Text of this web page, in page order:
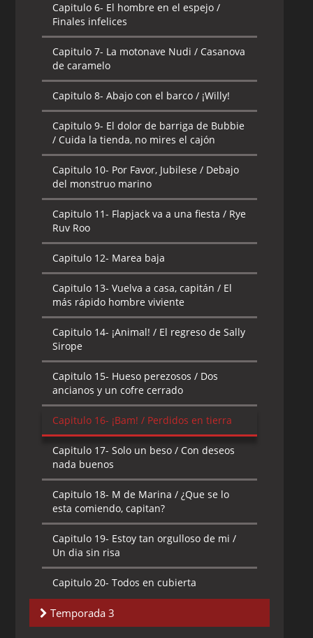
Capitulo 8- Musculo de Sentarse / No es
Divertido
Capitulo 9-Buscando al Amor en el Barril
Equivocado / Compañeros de Barba
Capitulo 10- Juegos de Palabras /
Capitulo 11-La Isla del Genio Mecanico /
Capitulo 12-Oh Hermano / Flap Falso
Capitulo 13- Guialos y llora / Los Erizos
Capitulo 14-
El insecto del amor / Época
de Ballenas
Capitulo 15-Piernas Marinas / No Hay
Miel de Maple
Capitulo 16- El Hombre Planta / Cabezas
de Pescado
Capitulo 17- Algo es Una Señorita /
Deseos Idos
Capitulo 18- Ben Boozled / Barriguita
Capitulo 19-El Blues del Crucero /
Capitulo 20-Mi Ángel Guardián Esta
Capitulo 6- El hombre en el espejo /
Finales infelices
Capitulo 7- La motonave Nudi / Casanova
de caramelo
Capitulo 8- Abajo con el barco / ¡Willy!
Capitulo 9- El dolor de barriga de Bubbie
/ Cuida la tienda, no mires el cajón
Capitulo 10- Por Favor, Jubilese / Debajo
del monstruo marino
Capitulo 11- Flapjack va a una fiesta / Rye
Ruv Roo
Capitulo 12- Marea baja
Capitulo 13- Vuelva a casa, capitán / El
más rápido hombre viviente
Capitulo 14- ¡Animal! / El regreso de Sally
Sirope
Capitulo 15- Hueso perezosos / Dos
ancianos y un cofre cerrado
Capitulo 16- ¡Bam! / Perdidos en tierra
Capitulo 17- Solo un beso / Con deseos
nada buenos
Capitulo 18- M de Marina / ¿Que se lo
esta comiendo, capitan?
Capitulo 19- Estoy tan orgulloso de mi /
Un dia sin risa
Capitulo 20- Todos en cubierta
Temporada 3